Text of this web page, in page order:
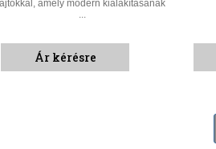
ajtókkal, amely modern kialakításának
...
Ár kérésre